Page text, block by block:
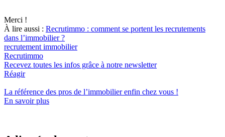
Merci !
À lire aussi : Recrutimmo : comment se portent les recrutements
dans l’immobilier ?
recrutement immobilier
Recrutimmo
Recevez toutes les infos grâce à notre newsletter
Réagir
La référence des pros de l’immobilierenfin chez vous !
En savoir plus